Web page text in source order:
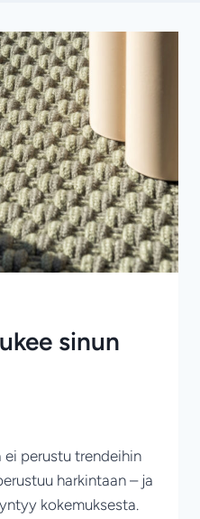
sinun
perustu trendeihin
harkintaan – ja
kokemuksesta.